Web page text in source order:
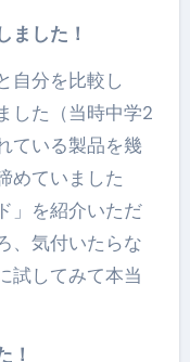
ました！
自分を比較し
した（当時中学2
ている製品を幾
めていました
」を紹介いただ
、気付いたらな
試してみて本当
！